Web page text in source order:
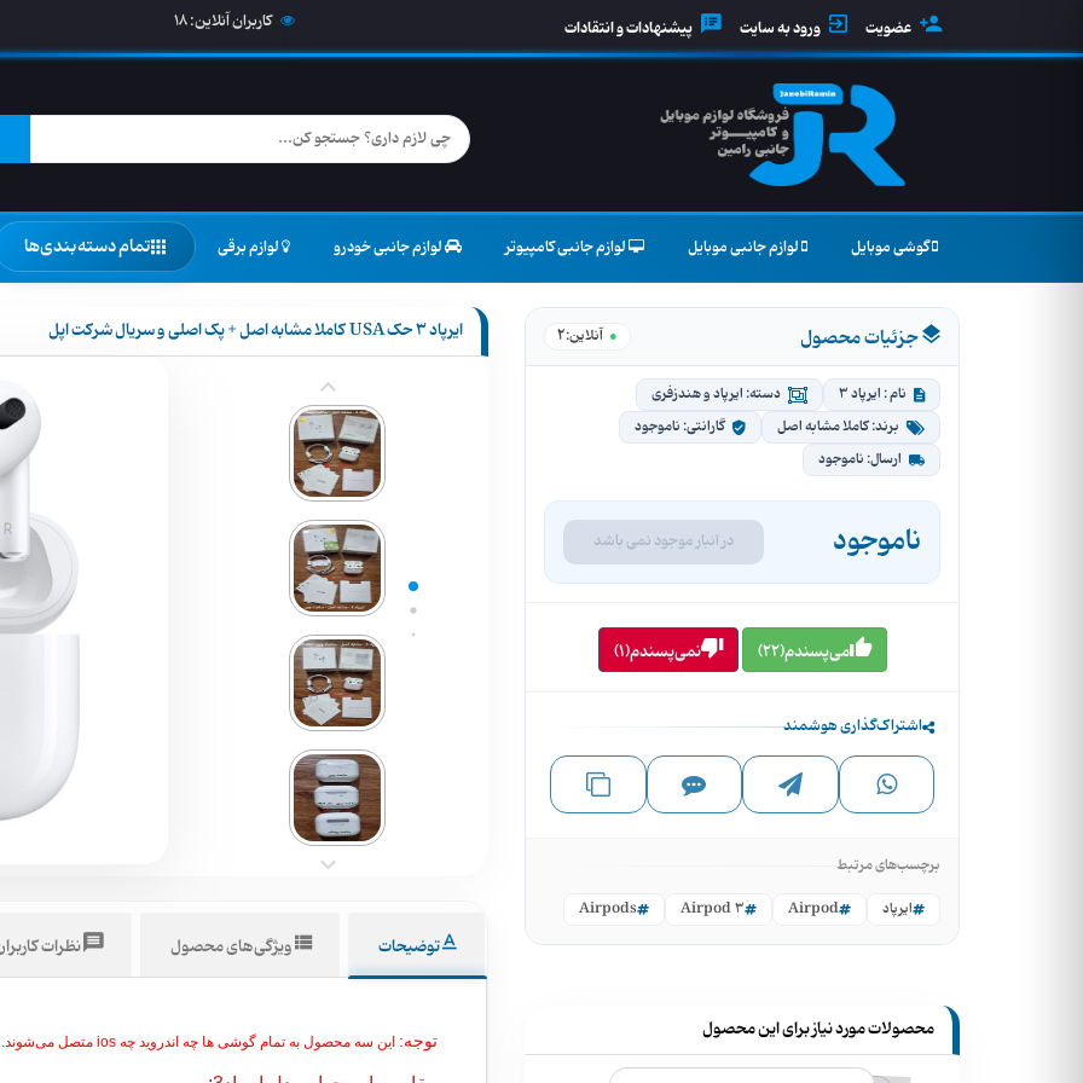
عضویت ورود به سایت پیشنهادات و انتقادات کاربران آنلاین:18
گوشی موبایل لوازم جانبی موبایل لوازم جانبی کامپیوتر لوازم جانبی خودرو لوازم برقی تمام دسته‌بندی‌ها
ایرپاد 3 حک USA کاملا مشابه اصل + پک اصلی و سریال شرکت اپل جزئیات محصول ● آنلاین:2
نام : ایرپاد 3
دسته: ایرپاد و هندزفری
برند: کاملا مشابه اصل
گارانتی: ناموجود
ارسال: ناموجود
ناموجود در انبار موجود نمی باشد
می‌پسندم(22) نمی‌پسندم(1)
اشتراک‌گذاری هوشمند
برچسب‌های مرتبط
ایرپاد
Airpod
Airpod 3
Airpods
محصولات مورد نیاز برای این محصول
توضیحات ویژگی‌های محصول نظرات
توجه: این سه محصول به تمام گوشی ها چه اندروید چه ios متصل می‌شوند.